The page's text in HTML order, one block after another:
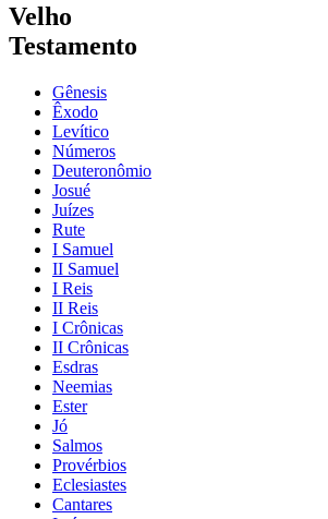
Velho
Testamento
Gênesis
Êxodo
Levítico
Números
Deuteronômio
Josué
Juízes
Rute
I Samuel
II Samuel
I Reis
II Reis
I Crônicas
II Crônicas
Esdras
Neemias
Ester
Jó
Salmos
Provérbios
Eclesiastes
Cantares